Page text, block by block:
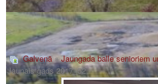
Galvenā»Jaungada balle senioriem
Jaunais gads 2017_52